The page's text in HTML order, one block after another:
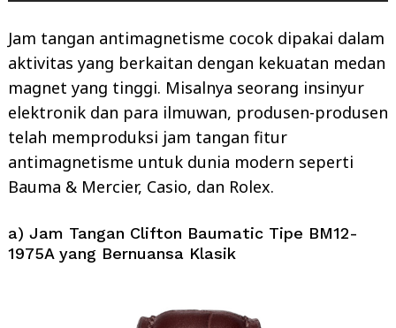
Jam tangan antimagnetisme cocok dipakai dalam
aktivitas yang berkaitan dengan kekuatan medan
magnet yang tinggi. Misalnya seorang insinyur
elektronik dan para ilmuwan, produsen-produsen
telah memproduksi jam tangan fitur
antimagnetisme untuk dunia modern seperti
Bauma & Mercier, Casio, dan Rolex.
a) Jam Tangan Clifton Baumatic Tipe BM12-
1975A yang Bernuansa Klasik